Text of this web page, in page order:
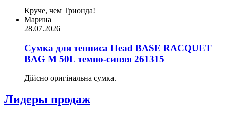
Круче, чем Трионда!
Марина
28.07.2026
Сумка для тенниса Head BASE RACQUET
BAG M 50L темно-синяя 261315
Дійсно оригінальна сумка.
Лидеры продаж